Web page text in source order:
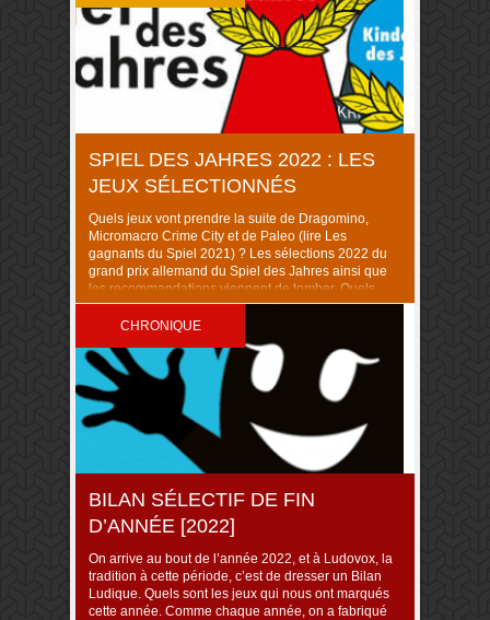
SPIEL DES JAHRES 2022 : LES
JEUX SÉLECTIONNÉS
Quels jeux vont prendre la suite de Dragomino,
Micromacro Crime City et de Paleo (lire Les
gagnants du Spiel 2021) ? Les sélections 2022 du
grand prix allemand du Spiel des Jahres ainsi que
les recommandations viennent de tomber. Quels
jeux sont en lice pour les trois fameuses catégories
cette année ? Découvrons cela ensemble […]
CHRONIQUE
BILAN SÉLECTIF DE FIN
D’ANNÉE [2022]
On arrive au bout de l’année 2022, et à Ludovox, la
tradition à cette période, c’est de dresser un Bilan
Ludique. Quels sont les jeux qui nous ont marqués
cette année. Comme chaque année, on a fabriqué